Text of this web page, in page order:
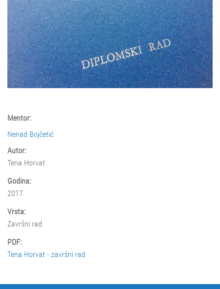
Mentor:
Nenad Bojčetić
Autor:
Tena Horvat
Godina:
2017.
Vrsta:
Završni rad
PDF:
Tena Horvat - završni rad